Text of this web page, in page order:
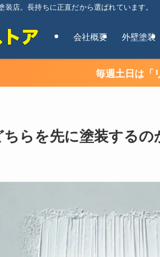
店。長持ちに正直だから選ばれています。
会社概要 外壁塗装
毎週土日は「
らを先に塗装するの